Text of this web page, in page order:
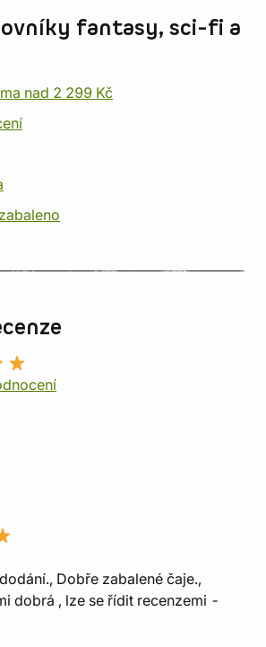
fantasy, sci-fi a
nad 2 299 Kč
Dobře zabalené čaje.,
dobrá , lze se řídit recenzemi -